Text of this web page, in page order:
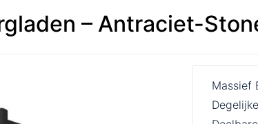
– Antraciet-
Massief